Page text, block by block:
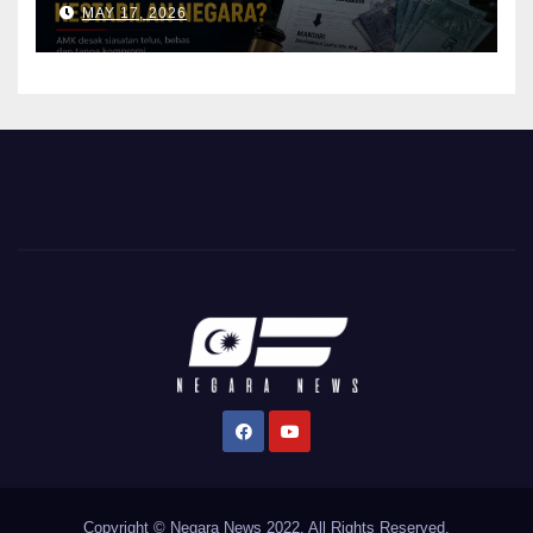
MAY 17, 2026
Copyright © Negara News 2022. All Rights Reserved.